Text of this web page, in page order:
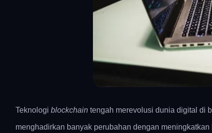
Teknologi blockchain tengah merevolusi dunia digital di
menghadirkan banyak perubahan dengan